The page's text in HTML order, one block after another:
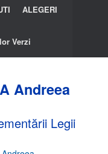
ALEGERI
Verzi
Andreea
Legii